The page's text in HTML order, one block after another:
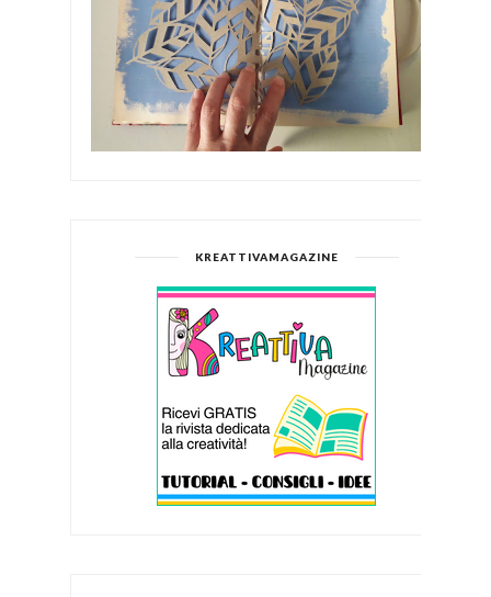
KREATTIVAMAGAZINE